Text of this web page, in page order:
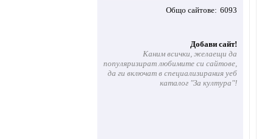
Общо сайтове 6093
Добави сайт!
Каним всички, желаещи да
популяризират любимите си сайтове,
да ги включат в специализирания уеб
каталог "За култура"!